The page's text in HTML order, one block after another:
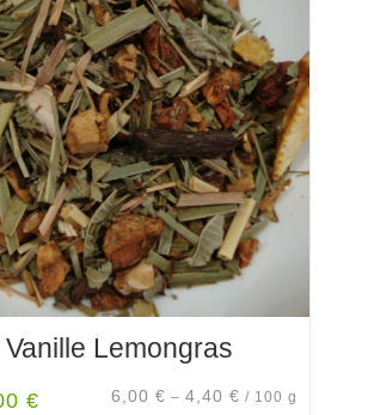
Lemongras
€ 6,00 € – 4,40 € / 100 g